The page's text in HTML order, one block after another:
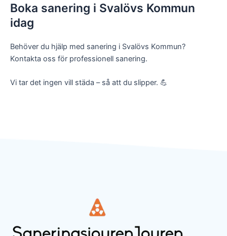
Boka sanering i Svalövs Kommun
idag
Behöver du hjälp med sanering i Svalövs Kommun?
Kontakta oss för professionell sanering.
Vi tar det ingen vill städa – så att du slipper. 💪